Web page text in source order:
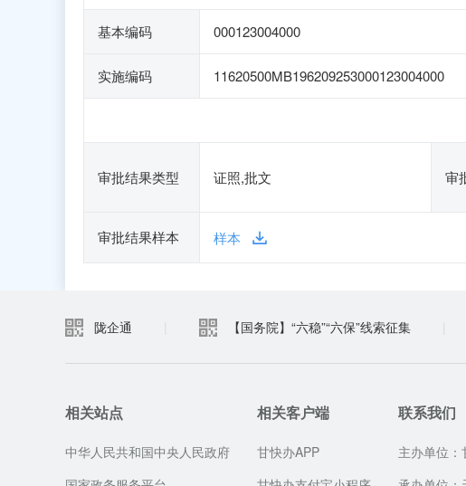
基本编码 000123004000
实施编码 11620500MB196209253000123004000
审批结果类型 证照,批文 审
审批结果样本 样本
陇企通 【国务院】“六稳”“六保”线索征集
相关站点
中华人民共和国中央人民政府
相关客户端
甘快办APP
联系我们
主办单位